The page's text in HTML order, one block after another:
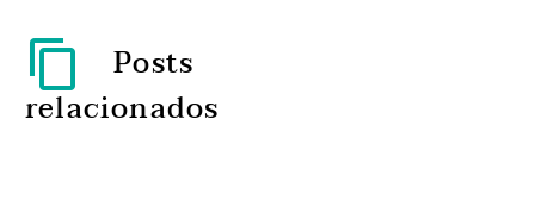
Posts
relacionados